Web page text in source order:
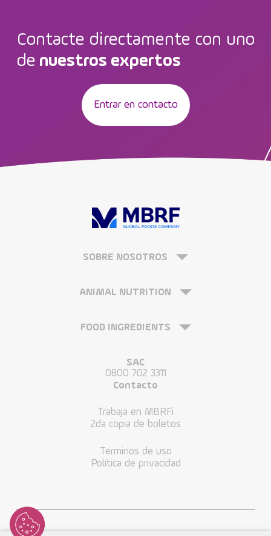
Contacte directamente con uno
de nuestros expertos
Entrar en contacto
SOBRE NOSOTROS
ANIMAL NUTRITION
FOOD INGREDIENTS
SAC
0800 702 3311
Contacto
Trabaja en MBRFi
2da copia de boletos
Terminos de uso
Política de privacidad